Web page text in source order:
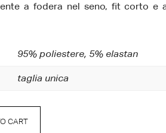
a fodera nel seno, fit corto e
95% poliestere, 5% elastan
taglia unica
CART